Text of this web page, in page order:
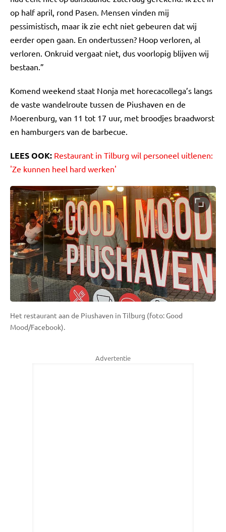
op half april, rond Pasen. Mensen vinden mij
pessimistisch, maar ik zie echt niet gebeuren dat wij
eerder open gaan. En ondertussen? Hoop verloren, al
verloren. Onkruid vergaat niet, dus voorlopig blijven wij
bestaan.”
Komend weekend staat Nonja met horecacollega’s langs
de vaste wandelroute tussen de Piushaven en de
Moerenburg, van 11 tot 17 uur, met broodjes braadworst
en hamburgers van de barbecue.
LEES OOK: Restaurant in Tilburg wil personeel uitlenen:
'Ze kunnen heel hard werken'
Het restaurant aan de Piushaven in Tilburg (foto: Good
Mood/Facebook).
Advertentie